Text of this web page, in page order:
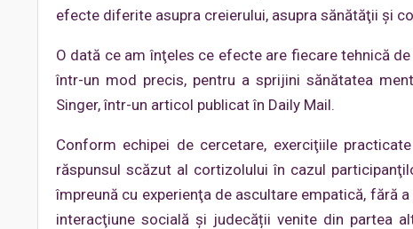
efecte diferite asupra creierului, asupra sănătăţii şi
O dată ce am înţeles ce efecte are fiecare tehnică
într-un mod precis, pentru a sprijini sănătatea
Singer, într-un articol publicat în Daily Mail.
Conform echipei de cercetare, exerciţiile
răspunsul scăzut al cortizolului în cazul
împreună cu experienţa de ascultare empatică, fără
interacţiune socială şi judecății venite din partea